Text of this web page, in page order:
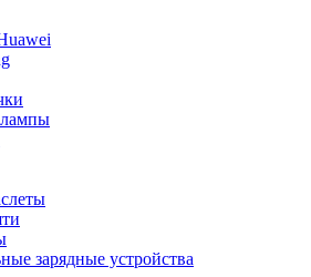
зарядные устройства